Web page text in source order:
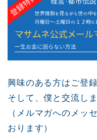
興味のある方はご登
そして、僕と交流し
（メルマガへのメッ
おります）